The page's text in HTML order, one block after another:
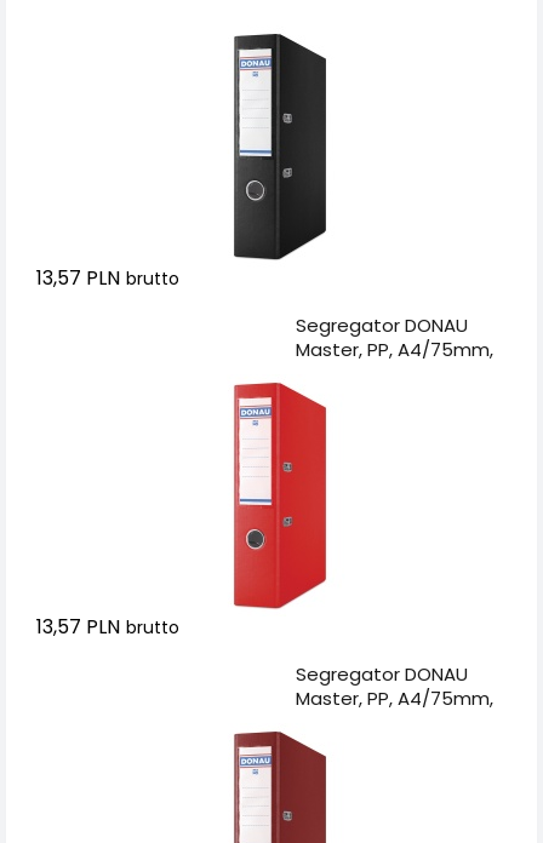
13,57 PLN brutto
Segregator DONAU
Master, PP, A4/75mm,
13,57 PLN brutto
Segregator DONAU
Master, PP, A4/75mm,